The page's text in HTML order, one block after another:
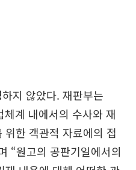
지 않았다. 재판부는
계 내에서의 수사와 재
한 객관적 자료에의 접
“원고의 공판기일에서의